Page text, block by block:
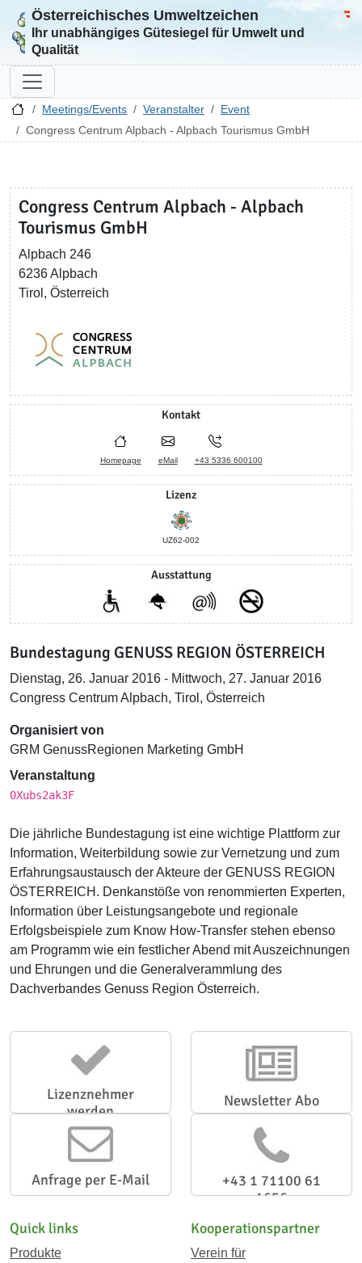
Zur Startseite
Österreichisches Umweltzeichen
Ihr unabhängiges Gütesiegel für Umwelt und
Qualität
Meetings/Events Veranstalter
Event
Congress Centrum Alpbach - Alpbach Tourismus GmbH
Congress Centrum Alpbach - Alpbach
Tourismus GmbH
Alpbach 246
6236 Alpbach
Tirol, Österreich
Kontakt
Homepage eMail +43 5336 600100
Lizenz
UZ62-002
Ausstattung
Bundestagung GENUSS REGION ÖSTERREICH
Dienstag, 26. Januar 2016 - Mittwoch, 27. Januar 2016
Congress Centrum Alpbach, Tirol, Österreich
Organisiert von
GRM GenussRegionen Marketing GmbH
Veranstaltung
0Xubs2ak3F
Die jährliche Bundestagung ist eine wichtige Plattform zur
Information, Weiterbildung sowie zur Vernetzung und zum
Erfahrungsaustausch der Akteure der GENUSS REGION
ÖSTERREICH. Denkanstöße von renommierten Experten,
Information über Leistungsangebote und regionale
Erfolgsbeispiele zum Know How-Transfer stehen ebenso
am Programm wie ein festlicher Abend mit Auszeichnungen
und Ehrungen und die Generalverammlung des
Dachverbandes Genuss Region Österreich.
Lizenznehmer
werden
Newsletter Abo
Anfrage per E-Mail
+43 1 71100 61
1656
Quick links
Produkte
Kooperationspartner
Verein für